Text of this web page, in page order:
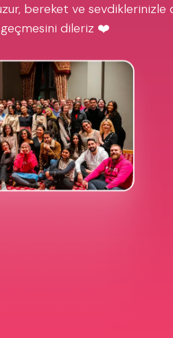
bereket ve sevdiklerinizle
geçmesini dileriz ❤️